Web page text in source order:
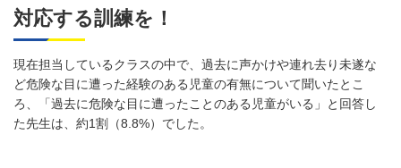
対応する訓練を！
現在担当しているクラスの中で、過去に声かけや連れ去り未遂な
ど危険な目に遭った経験のある児童の有無について聞いたとこ
ろ、「過去に危険な目に遭ったことのある児童がいる」と回答し
た先生は、約1割（8.8%）でした。